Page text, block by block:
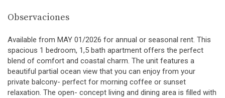
Observaciones
Available from MAY 01/2026 for annual or seasonal rent. This
spacious 1 bedroom, 1,5 bath apartment offers the perfect
blend of comfort and coastal charm. The unit features a
beautiful partial ocean view that you can enjoy from your
private balcony- perfect for morning coffee or sunset
relaxation. The open- concept living and dining area is filled with